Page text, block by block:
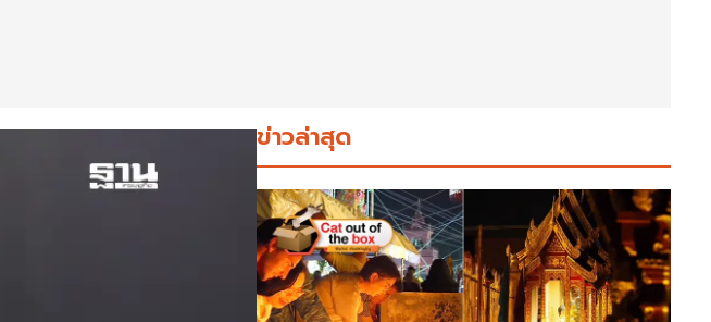
ข่าวล่าสุด